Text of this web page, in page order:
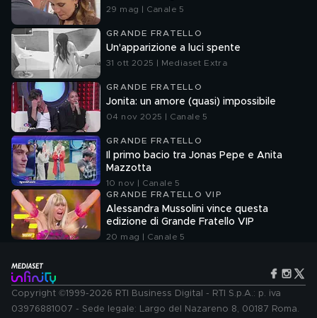
29 mag | Canale 5
GRANDE FRATELLO
Un'apparizione a luci spente
31 ott 2025 | Mediaset Extra
GRANDE FRATELLO
Jonita: un amore (quasi) impossibile
04 nov 2025 | Canale 5
GRANDE FRATELLO
Il primo bacio tra Jonas Pepe e Anita
Mazzotta
10 nov | Canale 5
GRANDE FRATELLO VIP
Alessandra Mussolini vince questa
edizione di Grande Fratello VIP
20 mag | Canale 5
Copyright ©1999-2026 RTI Business Digital - RTI S.p.A.: p. iva
03976881007 - Sede legale: Largo del Nazareno 8, 00187 Roma.